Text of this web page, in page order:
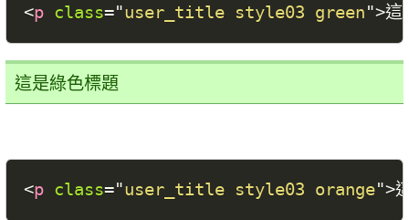
<p class="user_title style03 green">這
這是綠色標題
<p class="user_title style03 orange">